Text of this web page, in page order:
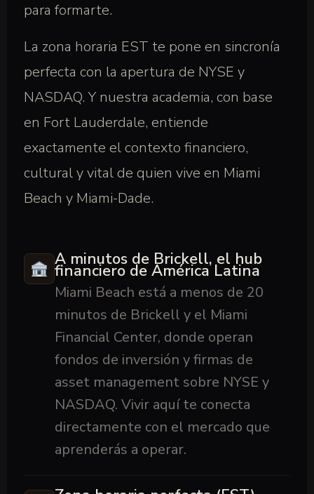
para formarte.
La zona horaria EST te pone en sincronía
perfecta con la apertura de NYSE y
NASDAQ. Y nuestra academia, con base
en Fort Lauderdale, entiende
exactamente el contexto financiero,
cultural y vital de quien vive en Miami
Beach y Miami-Dade.
A minutos de Brickell, el hub
financiero de América Latina
Miami Beach está a menos de 20
minutos de Brickell y el Miami
Financial Center, donde operan
fondos de inversión y firmas de
asset management sobre NYSE y
NASDAQ. Vivir aquí te conecta
directamente con el mercado que
aprenderás a operar.